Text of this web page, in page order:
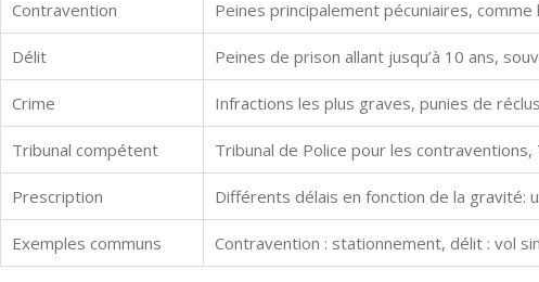
Contravention Peines principalement pécuniaires,
Délit Peines de prison allant jusqu’à 10 ans,
Crime Infractions les plus graves, punies de
Tribunal compétent Tribunal de Police pour les
Prescription Différents délais en fonction de la gravité:
Exemples communs Contravention : stationnement, délit : vol